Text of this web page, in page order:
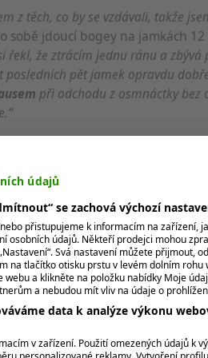
z těch, co by se vzdávali, takže
sobě jdoucí bogey na jamkách
řekl, že ztrácím jednu ránu a
posledních pět jamek opravdu
při odchodu z osmnáctky bez
své předsevzetí splnil nad
posledních pěti jamek a vynutil
titulu zejména poté, co na
ujal se tak vedení. Rozhodnutí
zachoval chladnou hlavu a
údajů
se zachová výchozí
přistupujeme k informacím na zařízení,
osobních údajů. Někteří prodejci mohou
Svá nastavení můžete přijmout,
na tlačítko otisku prstu v levém dolním
webu a klikněte na položku nabídky Moje
a nebudou mít vliv na údaje o
data k analýze výkonu
v zařízení. Použití omezených údajů k